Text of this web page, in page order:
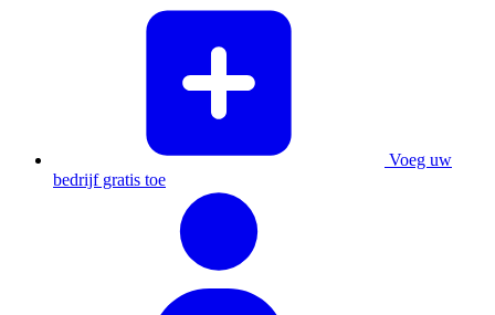
Voeg uw
bedrijf gratis toe